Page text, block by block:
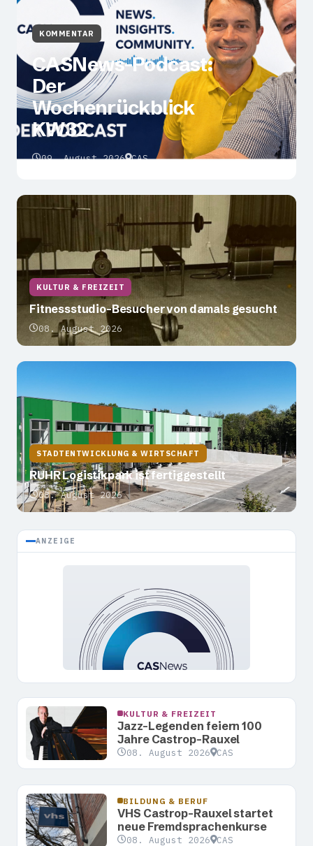
KOMMENTAR
CASNews-Podcast:
Der
Wochenrückblick
KW32
09. August 2026 CAS
KULTUR & FREIZEIT
Fitnessstudio-Besucher von damals gesucht
08. August 2026
STADTENTWICKLUNG & WIRTSCHAFT
RUHR Logistikpark ist fertiggestellt
08. August 2026
ANZEIGE
KULTUR & FREIZEIT
Jazz-Legenden feiern 100
Jahre Castrop-Rauxel
08. August 2026 CAS
BILDUNG & BERUF
VHS Castrop-Rauxel startet
neue Fremdsprachenkurse
08. August 2026 CAS